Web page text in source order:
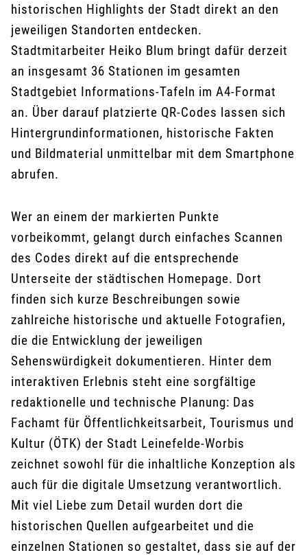
historischen Highlights der Stadt direkt an den
jeweiligen Standorten entdecken.
Stadtmitarbeiter Heiko Blum bringt dafür derzeit
an insgesamt 36 Stationen im gesamten
Stadtgebiet Informations-Tafeln im A4-Format
an. Über darauf platzierte QR-Codes lassen sich
Hintergrundinformationen, historische Fakten
und Bildmaterial unmittelbar mit dem Smartphone
abrufen.
Wer an einem der markierten Punkte
vorbeikommt, gelangt durch einfaches Scannen
des Codes direkt auf die entsprechende
Unterseite der städtischen Homepage. Dort
finden sich kurze Beschreibungen sowie
zahlreiche historische und aktuelle Fotografien,
die die Entwicklung der jeweiligen
Sehenswürdigkeit dokumentieren. Hinter dem
interaktiven Erlebnis steht eine sorgfältige
redaktionelle und technische Planung: Das
Fachamt für Öffentlichkeitsarbeit, Tourismus und
Kultur (ÖTK) der Stadt Leinefelde-Worbis
zeichnet sowohl für die inhaltliche Konzeption als
auch für die digitale Umsetzung verantwortlich.
Mit viel Liebe zum Detail wurden dort die
historischen Quellen aufgearbeitet und die
einzelnen Stationen so gestaltet, dass sie auf der